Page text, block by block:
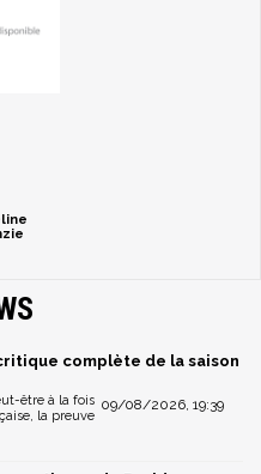
complète de la saison
09/08/2026, 19:39
être à la fois
la preuve